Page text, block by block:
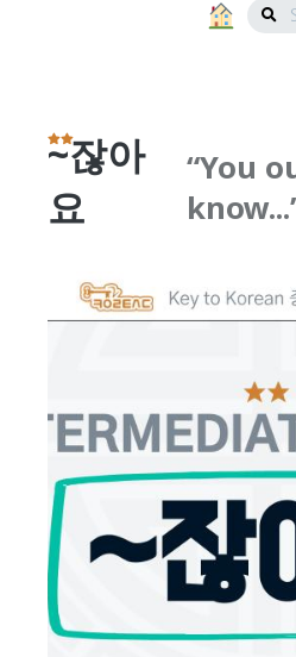
~잖아
요
You
know...